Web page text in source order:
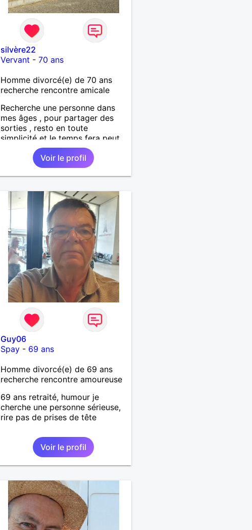
silvère22
Vervant -70 ans
Homme divorcé(e) de 70 ans
recherche rencontre amicale
Recherche une personne dans
mes âges , pour partager des
sorties , resto en toute
simplicité et le temps fera peut
être le reste ??
Voir le profil
Guy06
Spay - 69 ans
Homme divorcé(e) de 69 ans
recherche rencontre amoureuse
69 ans retraité, humour je
cherche une personne sérieuse,
rire pas de prises de tête
Voir le profil